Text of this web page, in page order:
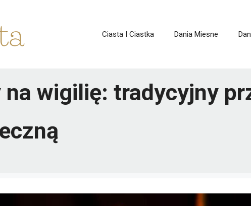
Ciasta I Ciastka Dania Miesne
na wigilię: tradycyjny